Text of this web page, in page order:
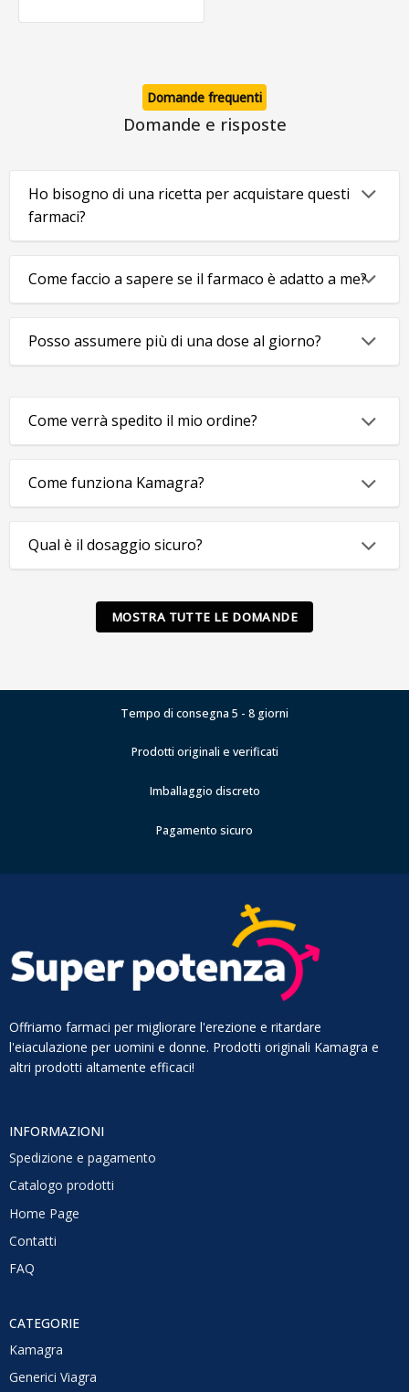
Domande frequenti
Domande e risposte
Ho bisogno di una ricetta per acquistare questi
farmaci?
Come faccio a sapere se il farmaco è adatto a me?
Posso assumere più di una dose al giorno?
Come verrà spedito il mio ordine?
Come funziona Kamagra?
Qual è il dosaggio sicuro?
MOSTRA TUTTE LE DOMANDE
Tempo di consegna 5 - 8 giorni
Prodotti originali e verificati
Imballaggio discreto
Pagamento sicuro
Offriamo farmaci per migliorare l'erezione e ritardare
l'eiaculazione per uomini e donne. Prodotti originali Kamagra e
altri prodotti altamente efficaci!
INFORMAZIONI
Spedizione e pagamento
Catalogo prodotti
Home Page
Contatti
FAQ
CATEGORIE
Kamagra
Generici Viagra